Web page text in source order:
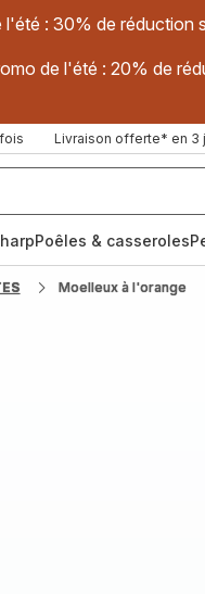
l'été : 30% de réduction
de l'été : 20% de
Livraison offerte* en 3
Poêles & casseroles
Moelleux à l'orange